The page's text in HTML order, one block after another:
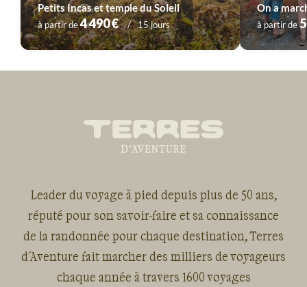
Petits Incas et temple du Soleil
à partir de4 490 € 15 jours
On a
à partir de
Leader du voyage à pied depuis plus de 50 ans,
réputé pour son savoir-faire et sa connaissance
de la randonnée pour chaque destination, Terres
d'Aventure fait marcher des milliers de voyageurs
chaque année à travers 1600 voyages